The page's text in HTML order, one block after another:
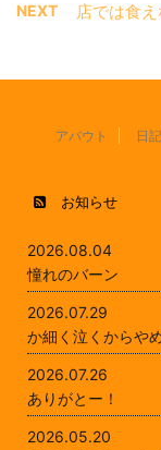
NEXT 店では食
アバウト 日
お知らせ
2026.08.04
憧れのバーン
2026.07.29
か細く泣くからや
2026.07.26
ありがとー！
2026.05.20